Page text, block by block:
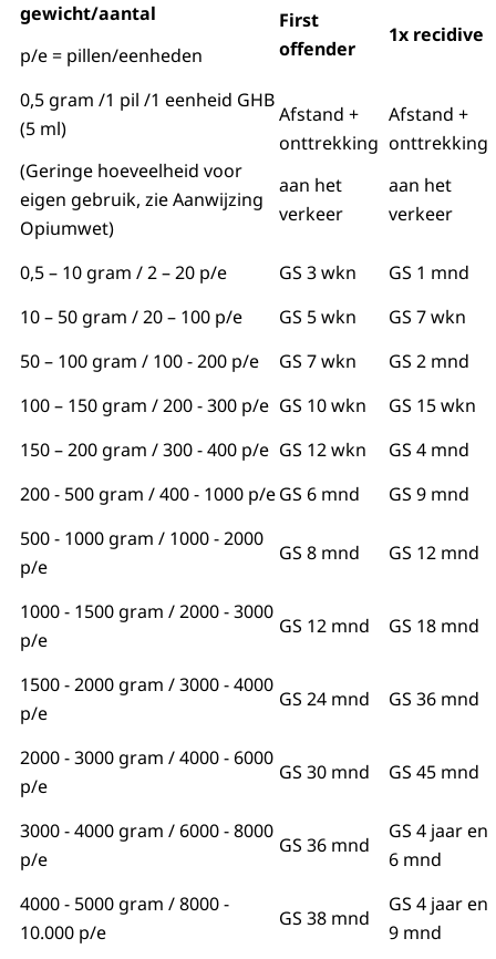
gewicht/aantal
p/e = pillen/eenheden
First
offender
1x recidive
0,5 gram /1 pil /1 eenheid GHB
(5 ml)
(Geringe hoeveelheid voor
eigen gebruik, zie Aanwijzing
Opiumwet)
Afstand +
onttrekking
aan het
verkeer
Afstand +
onttrekking
aan het
verkeer
0,5 – 10 gram / 2 – 20 p/e GS 3 wkn
GS 1 mnd
10 – 50 gram / 20 – 100 p/e
GS 5 wkn
GS 7 wkn
50 – 100 gram / 100 - 200 p/e
GS 7 wkn
GS 2 mnd
100 – 150 gram / 200 - 300 p/e GS 10 wkn
GS 15 wkn
150 – 200 gram / 300 - 400 p/e GS 12 wkn
GS 4 mnd
200 - 500 gram / 400 - 1000 p/eGS 6 mnd
GS 9 mnd
500 - 1000 gram / 1000 - 2000
p/e
GS 8 mnd GS 12 mnd
1000 - 1500 gram / 2000 - 3000
p/e
GS 12 mnd GS 18 mnd
1500 - 2000 gram / 3000 - 4000
p/e
GS 24 mnd GS 36 mnd
2000 - 3000 gram / 4000 - 6000
p/e
GS 30 mnd GS 45 mnd
3000 - 4000 gram / 6000 - 8000
p/e
GS 36 mnd
GS 4 jaar en
6 mnd
4000 - 5000 gram / 8000 -
10.000 p/e
GS 38 mnd
GS 4 jaar en
9 mnd